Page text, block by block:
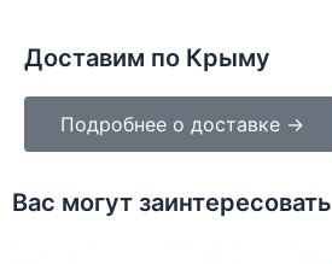
Доставим по Крыму
Подробнее о доставке →
Вас могут заинтересовать